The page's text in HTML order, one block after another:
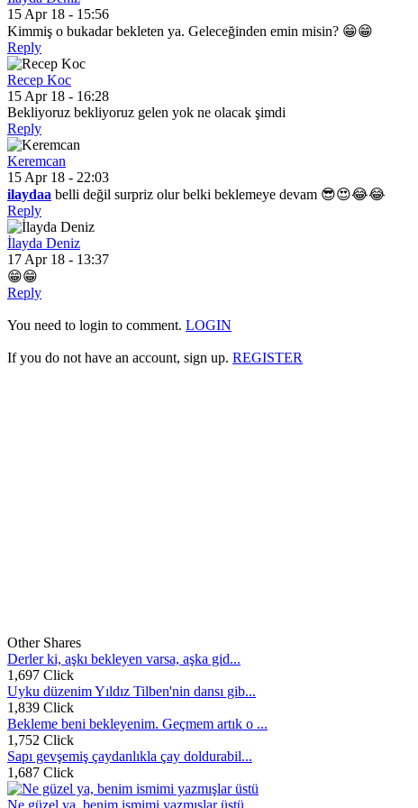
15 Apr 18 - 15:56
Kimmiş o bukadar bekleten ya. Geleceğinden emin misin? 😁😁
Reply
Recep Koc
15 Apr 18 - 16:28
Bekliyoruz bekliyoruz gelen yok ne olacak şimdi
Reply
Keremcan
15 Apr 18 - 22:03
ilaydaa belli değil surpriz olur belki beklemeye devam 😎😍😂😂
Reply
İlayda Deniz
17 Apr 18 - 13:37
😁😁
Reply
You need to login to comment. LOGIN
If you do not have an account, sign up. REGISTER
Other Shares
Derler ki, aşkı bekleyen varsa, aşka gid...
1,697 Click
Uyku düzenim Yıldız Tilben'nin dansı gib...
1,839 Click
Bekleme beni bekleyenim. Geçmem artık o ...
1,752 Click
Sapı gevşemiş çaydanlıkla çay doldurabil...
1,687 Click
Ne güzel ya, benim ismimi yazmışlar üstü...